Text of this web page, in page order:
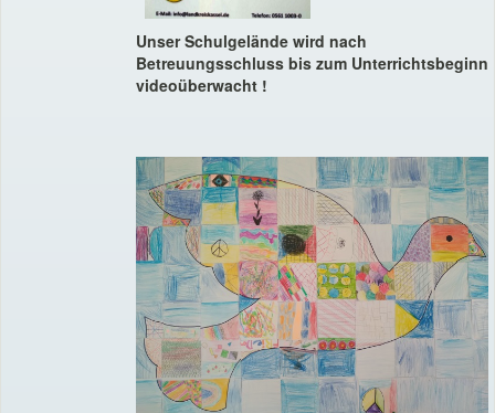
Unser Schulgelände wird nach
Betreuungsschluss bis zum Unterrichtsbeginn
videoüberwacht !